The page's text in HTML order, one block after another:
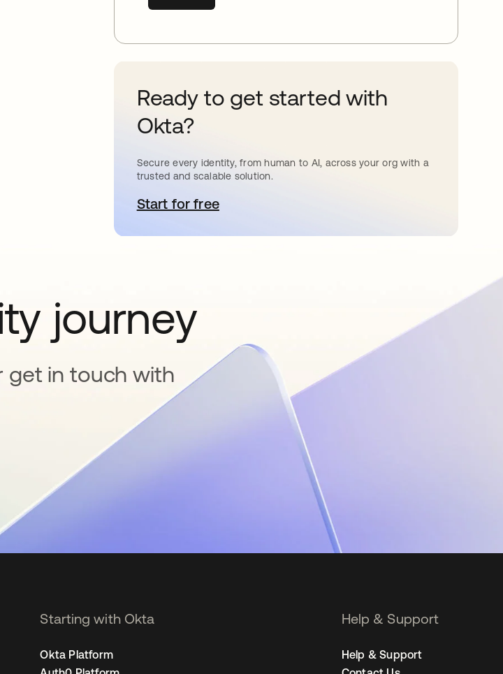
Ready to get started with
Okta?
Secure every identity, from human to AI, across your org with a
trusted and scalable solution.
Start for free새 탭에서 열림
journey
get in touch with
Starting with Okta
Okta Platform
Help & Support
Help & Support